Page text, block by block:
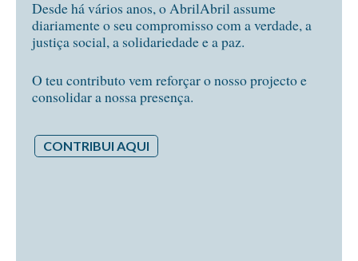
Desde há vários anos, o AbrilAbril assume
diariamente o seu compromisso com a verdade, a
justiça social, a solidariedade e a paz.
O teu contributo vem reforçar o nosso projecto e
consolidar a nossa presença.
CONTRIBUI AQUI